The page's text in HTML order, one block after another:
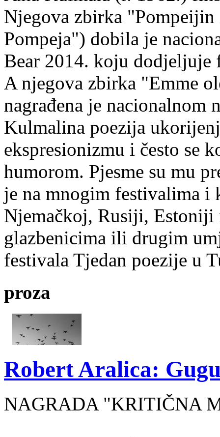
Njegova zbirka
Pompeja") dobila je
Bear 2014. koju
A njegova zbirka "Emme
nagrađena je nacionalnom
Kulmalina poezija
ekspresionizmu i često se
humorom. Pjesme su mu
je na mnogim festivalima i
Njemačkoj, Rusiji, Estoniji
glazbenicima ili drugim
festivala Tjedan poezije u
proza
Robert Aralica:
NAGRADA "KRITIČNA